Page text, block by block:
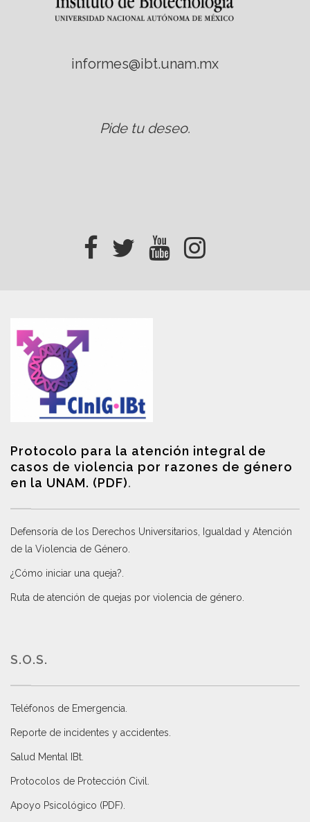
informes@ibt.unam.mx
Pide tu deseo.
Protocolo para la atención integral de
casos de violencia por razones de género
en la UNAM. (PDF).
Defensoría de los Derechos Universitarios, Igualdad y Atención
de la Violencia de Género
¿Cómo iniciar una queja?
Ruta de atención de quejas por violencia de género
S.O.S.
Teléfonos de Emergencia.
Reporte de incidentes y accidentes
Salud Mental IBt
Protocolos de Protección Civil
Apoyo Psicológico (PDF)